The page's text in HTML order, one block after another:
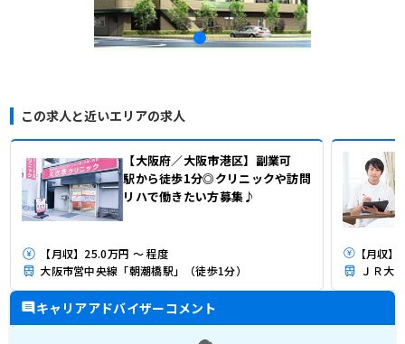
この求人と近いエリアの求人
【大阪府／大阪市港区】副業可
駅から徒歩1分◎クリニックや訪問
リハで働きたい方募集♪
【月収】25.0万円 ～ 程度
大阪市営中央線「朝潮橋駅」（徒歩1分）
ＪＲ大
キャリアアドバイザーコメント